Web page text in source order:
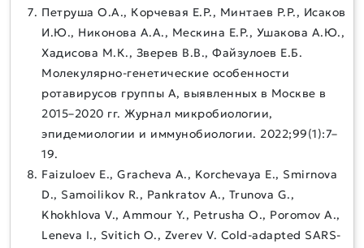
Петруша О.А., Корчевая Е.Р., Минтаев Р.Р., Исаков
И.Ю., Никонова А.А., Мескина Е.Р., Ушакова А.Ю.,
Хадисова М.К., Зверев В.В., Файзулоев Е.Б.
Молекулярно-генетические особенности
ротавирусов группы А, выявленных в Москве в
2015–2020 гг. Журнал микробиологии,
эпидемиологии и иммунобиологии. 2022;99(1):7–
19.
Faizuloev E., Gracheva A., Korchevaya E., Smirnova
D., Samoilikov R., Pankratov A., Trunova G.,
Khokhlova V., Ammour Y., Petrusha O., Poromov A.,
Leneva I., Svitich O., Zverev V. Cold-adapted SARS-